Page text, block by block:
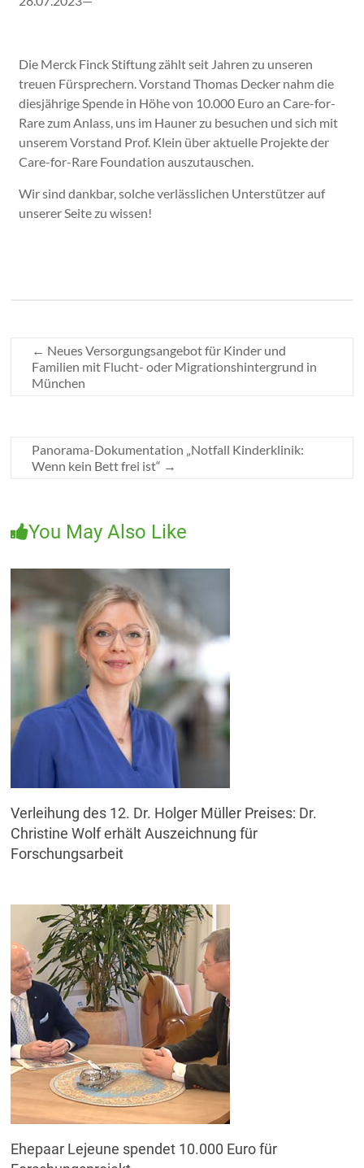
Die Merck Finck Stiftung zählt seit Jahren zu unseren
treuen Fürsprechern. Vorstand Thomas Decker nahm die
diesjährige Spende in Höhe von 10.000 Euro an Care-for-
Rare zum Anlass, uns im Hauner zu besuchen und sich mit
unserem Vorstand Prof. Klein über aktuelle Projekte der
Care-for-Rare Foundation auszutauschen.
Wir sind dankbar, solche verlässlichen Unterstützer auf
unserer Seite zu wissen!
← Neues Versorgungsangebot für Kinder und
Familien mit Flucht- oder Migrationshintergrund in
München
Panorama-Dokumentation „Notfall Kinderklinik:
Wenn kein Bett frei ist“ →
You May Also Like
Verleihung des 12. Dr. Holger Müller Preises: Dr.
Christine Wolf erhält Auszeichnung für
Forschungsarbeit
Ehepaar Lejeune spendet 10.000 Euro für